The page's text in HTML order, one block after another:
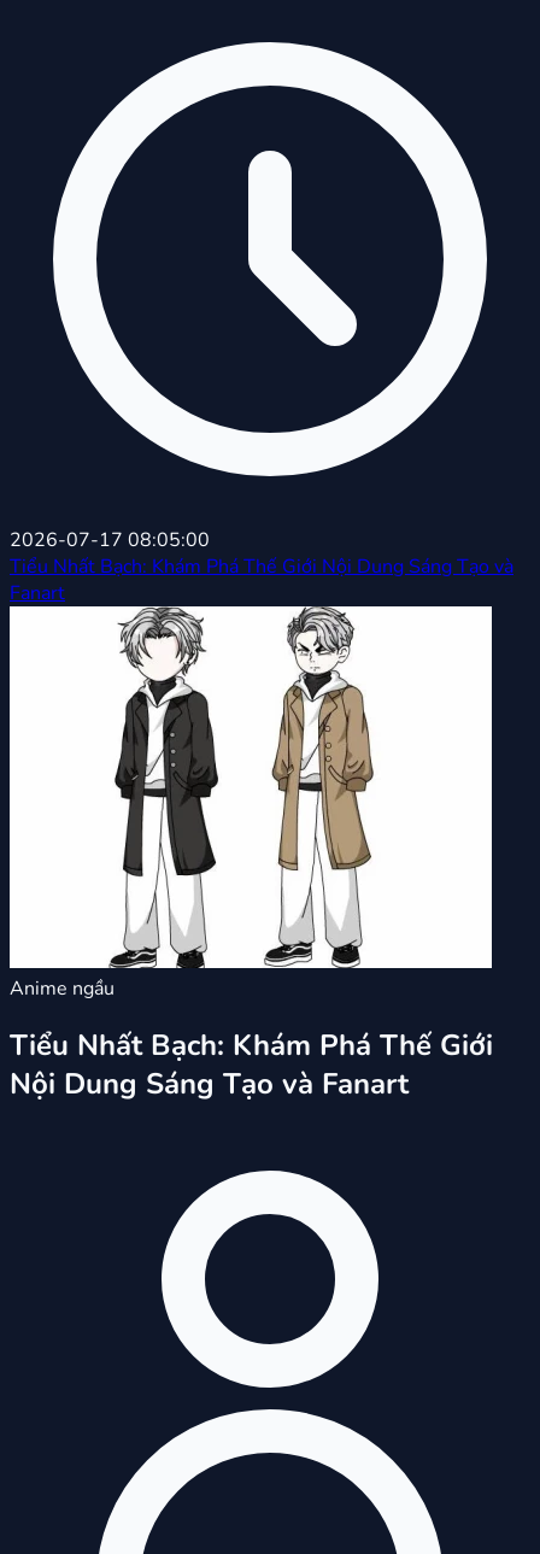
2026-07-17 08:05:00
Tiểu Nhất Bạch: Khám Phá Thế Giới Nội Dung Sáng Tạo và
Fanart
Anime ngầu
Tiểu Nhất Bạch: Khám Phá Thế Giới
Nội Dung Sáng Tạo và Fanart